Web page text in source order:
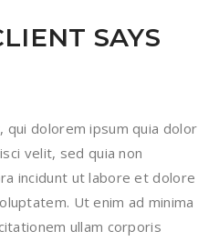
SAYS
dolorem ipsum quia dolor
velit, sed quia non
incidunt ut labore et dolore
Ut enim ad minima
ullam corporis